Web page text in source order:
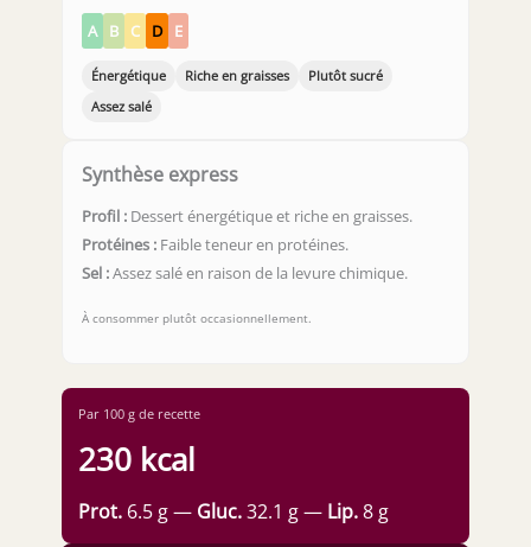
A B C D E
Énergétique Riche en graisses
Plutôt sucré
Assez salé
Synthèse express
Profil : Dessert énergétique et riche en graisses.
Protéines : Faible teneur en protéines.
Sel :Assez salé en raison de la levure chimique.
À consommer plutôt occasionnellement.
Par 100 g de recette
230 kcal
Prot. 6.5 g — Gluc.32.1 g — Lip.8 g